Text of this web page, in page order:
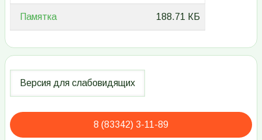
Памятка 188.71 КБ
8 (83342) 3-11-89